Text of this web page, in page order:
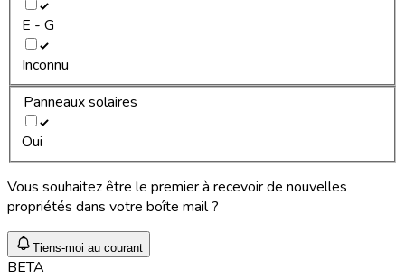
E - G
Inconnu
Panneaux solaires
Oui
Vous souhaitez être le premier à recevoir de nouvelles
propriétés dans votre boîte mail ?
Tiens-moi au courant
BETA